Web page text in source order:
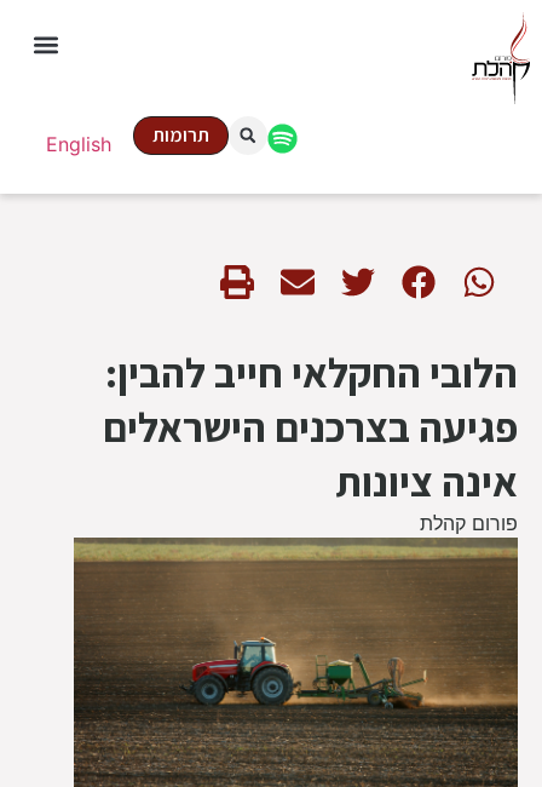
English תרומות
הלובי החקלאי חייב להבין:
פגיעה בצרכנים הישראלים
אינה ציונות
פורום קהלת